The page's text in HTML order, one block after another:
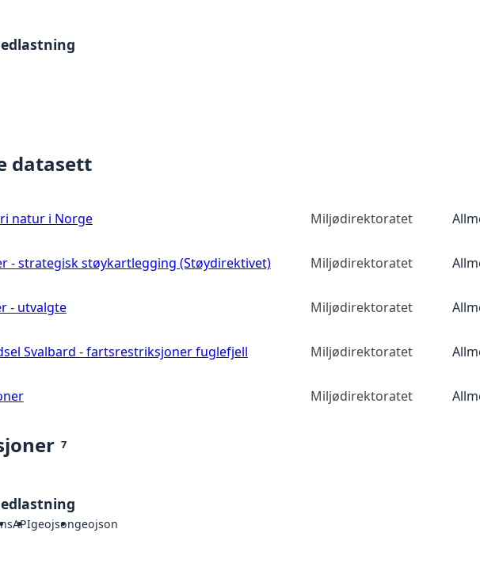
datasett
natur i Norge Miljødirektoratet
- strategisk støykartlegging (Støydirektivet) Miljødirektoratet
- utvalgte Miljødirektoratet
Svalbard - fartsrestriksjoner fuglefjell Miljødirektoratet
Miljødirektoratet
7
APIgeojsongeojson